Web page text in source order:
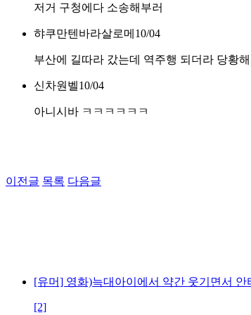
저거 구청에다 소송해부러
햐쿠만텐바라살로메 10/04
부산에 길따라 갔는데 역주행 되더라 당황
신차원벨10/04
아니시바 ㅋㅋㅋㅋㅋㅋ
이전글 목록 다음글
[유머] 영화)늑대아이에서 약간 웃기면서 안
[2]